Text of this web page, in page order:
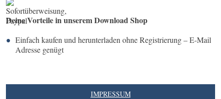
Deine Vorteile in unserem Download Shop
Einfach kaufen und herunterladen ohne Registrierung – E-Mail
Adresse genügt
IMPRESSUM